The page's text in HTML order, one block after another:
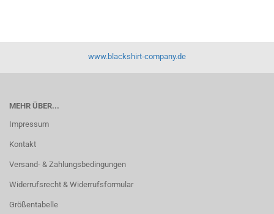
www.blackshirt-company.de
MEHR ÜBER...
Impressum
Kontakt
Versand- & Zahlungsbedingungen
Widerrufsrecht & Widerrufsformular
Größentabelle